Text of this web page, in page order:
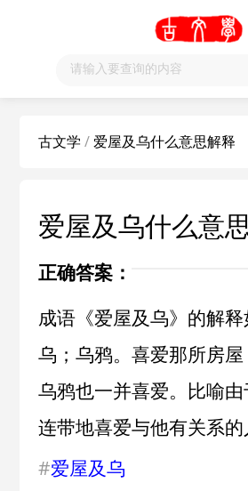
古文学 /爱屋及乌什么意思解释
爱屋及乌什么意
正确答案：
成语《爱屋及乌》的解释
乌；乌鸦。喜爱那所房
乌鸦也一并喜爱。比喻
连带地喜爱与他有关系的
#爱屋及乌